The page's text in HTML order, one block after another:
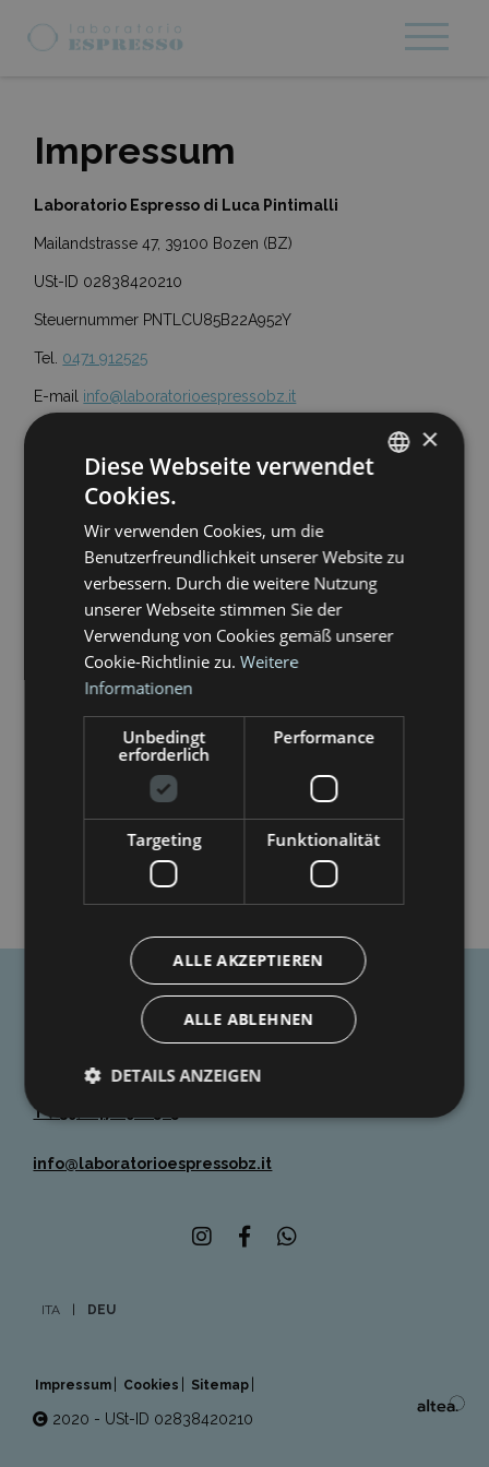
Impressum
Laboratorio Espresso di Luca Pintimalli
Mailandstrasse 47, 39100 Bozen (BZ)
USt-ID 02838420210
Steuernummer PNTLCU85B22A952Y
Tel. 0471 912525
E-mail info@laboratorioespressobz.it
Design, Realisierung, Technical
Support
Altea Software Srl
Siemenstrasse, 29
39100 Bozen (BZ)
Tel. +39 0471 203334
info@altea.it
Alle Informationen (Texte, Fotos, Etc.) dieser Website, wenn
nicht angegeben, sind urheberrechtlich geschützt.
Laboratorio Espresso
LABORATORIO ESPRESSO
Mailandstrasse 47, I - 39100 Bozen (BZ)
T (+39) 0471 912525
info@laboratorioespressobz.it
ITA DEU
Impressum Cookies Sitemap
2020 - USt-ID 02838420210
×
Diese Webseite verwendet
Cookies.
Wir verwenden Cookies, um die
Benutzerfreundlichkeit unserer Website zu
verbessern. Durch die weitere Nutzung
unserer Webseite stimmen Sie der
Verwendung von Cookies gemäß unserer
Cookie-Richtlinie zu. Weitere
Informationen
Unbedingt
erforderlich
Performance
Targeting Funktionalität
ALLE AKZEPTIEREN
ALLE ABLEHNEN
DETAILS ANZEIGEN